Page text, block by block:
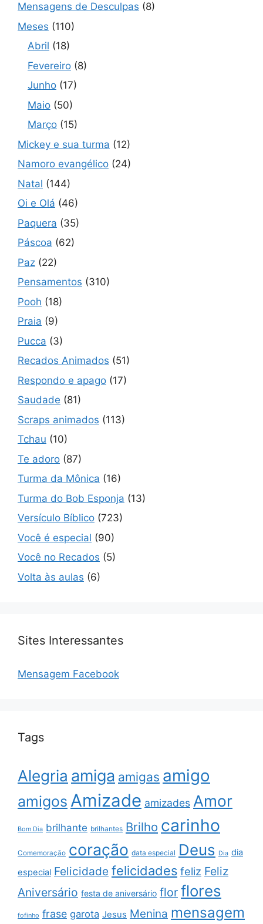
Mensagens de Desculpas (8)
Meses (110)
Abril (18)
Fevereiro (8)
Junho (17)
Maio (50)
Março (15)
Mickey e sua turma (12)
Namoro evangélico (24)
Natal (144)
Oi e Olá (46)
Paquera (35)
Páscoa (62)
Paz (22)
Pensamentos (310)
Pooh (18)
Praia (9)
Pucca (3)
Recados Animados (51)
Respondo e apago (17)
Saudade (81)
Scraps animados (113)
Tchau (10)
Te adoro (87)
Turma da Mônica (16)
Turma do Bob Esponja (13)
Versículo Bíblico (723)
Você é especial (90)
Você no Recados (5)
Volta às aulas (6)
Sites Interessantes
Mensagem Facebook
Tags
Alegria amiga amigas amigo
amigos Amizade amizades Amor
Bom Dia brilhante brilhantes Brilho carinho
Comemoração coração data especial Deus Dia dia
especial Felicidade felicidades feliz Feliz
Aniversário festa de aniversário flor flores
fofinho frase garota Jesus Menina mensagem